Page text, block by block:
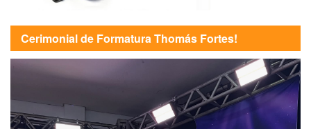
Cerimonial de Formatura Thomás Fortes!